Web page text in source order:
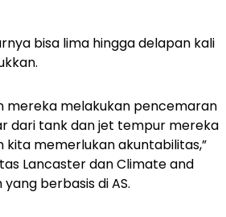
bisa lima hingga delapan kali
mereka melakukan pencemaran
dari tank dan jet tempur mereka
kita memerlukan akuntabilitas,”
Lancaster dan Climate and
berbasis di AS.